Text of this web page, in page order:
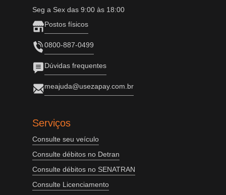
Seg a Sex das 9:00 às 18:00
Postos físicos
0800-887-0499
Dúvidas frequentes
meajuda@usezapay.com.br
Serviços
Consulte seu veículo
Consulte débitos no Detran
Consulte débitos no SENATRAN
Consulte Licenciamento